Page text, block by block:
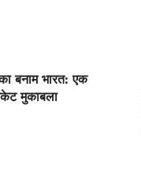
बनाम भारत: एक
मुकाबला